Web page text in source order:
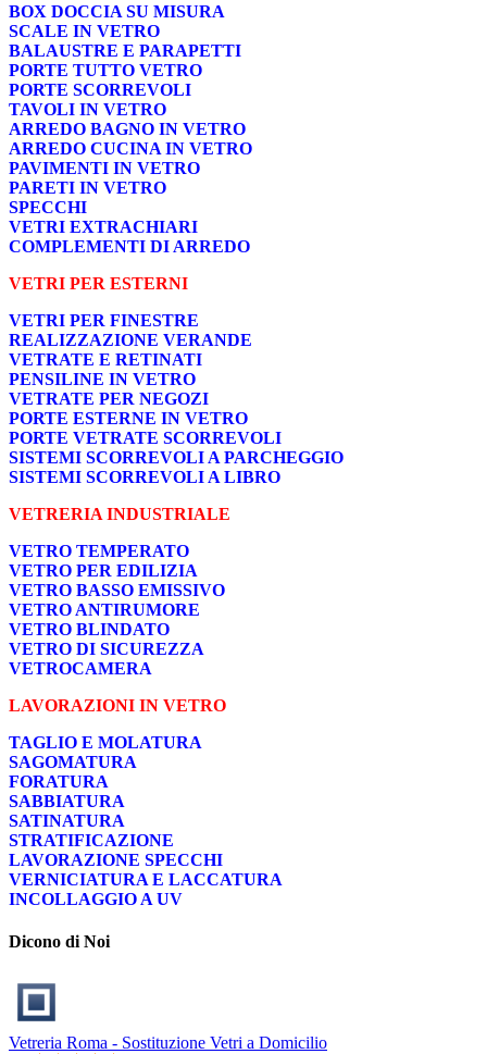
BOX DOCCIA SU MISURA
SCALE IN VETRO
BALAUSTRE E PARAPETTI
PORTE TUTTO VETRO
PORTE SCORREVOLI
TAVOLI IN VETRO
ARREDO BAGNO IN VETRO
ARREDO CUCINA IN VETRO
PAVIMENTI IN VETRO
PARETI IN VETRO
SPECCHI
VETRI EXTRACHIARI
COMPLEMENTI DI ARREDO
VETRI PER ESTERNI
VETRI PER FINESTRE
REALIZZAZIONE VERANDE
VETRATE E RETINATI
PENSILINE IN VETRO
VETRATE PER NEGOZI
PORTE ESTERNE IN VETRO
PORTE VETRATE SCORREVOLI
SISTEMI SCORREVOLI A PARCHEGGIO
SISTEMI SCORREVOLI A LIBRO
VETRERIA INDUSTRIALE
VETRO TEMPERATO
VETRO PER EDILIZIA
VETRO BASSO EMISSIVO
VETRO ANTIRUMORE
VETRO BLINDATO
VETRO DI SICUREZZA
VETROCAMERA
LAVORAZIONI IN VETRO
TAGLIO E MOLATURA
SAGOMATURA
FORATURA
SABBIATURA
SATINATURA
STRATIFICAZIONE
LAVORAZIONE SPECCHI
VERNICIATURA E LACCATURA
INCOLLAGGIO A UV
Dicono di Noi
Vetreria Roma - Sostituzione Vetri a Domicilio